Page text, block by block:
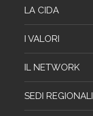
LA CIDA
I VALORI
IL NETWORK
SEDI REGIONALI